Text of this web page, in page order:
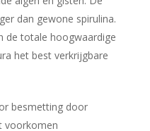
dan gewone spirulina.
de totale hoogwaardige
het best verkrijgbare
besmetting door
voorkomen